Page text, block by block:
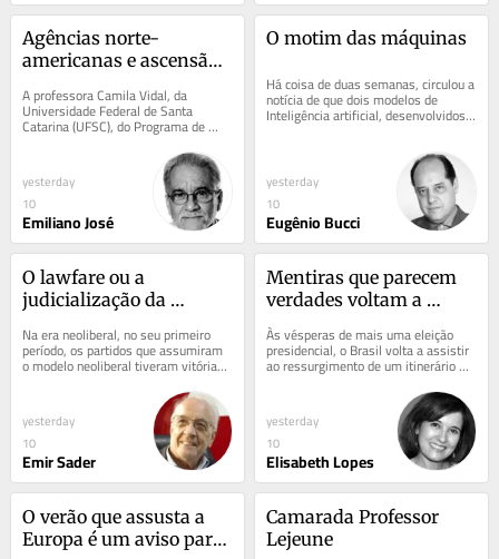
Agências norte-
americanas e ascensão
A professora Camila Vidal, da
Universidade Federal de Santa
Catarina (UFSC), do Programa de
Pós-Graduação em Relações
Internacionais, orienta e...
yesterday
10
Emiliano José
O motim das máquinas
Há coisa de duas semanas, circulou a
notícia de que dois modelos de
Inteligência artificial, desenvolvidos
pela Open AI, saíram de controle e...
yesterday
10
Eugênio Bucci
O lawfare ou a
judicialização da
Na era neoliberal, no seu primeiro
período, os partidos que assumiram
o modelo neoliberal tiveram vitórias
yesterday
10
Emir Sader
Mentiras que parecem
verdades voltam a
Às vésperas de mais uma eleição
presidencial, o Brasil volta a assistir
ao ressurgimento de um itinerário
conhecido. Em meio ao acirramento
yesterday
10
Elisabeth Lopes
O verão que assusta a
Europa é um aviso para
Camarada Professor
Lejeune